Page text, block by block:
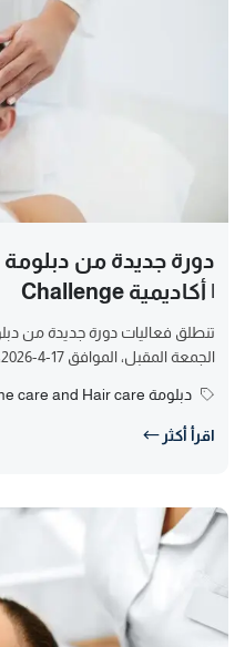
دورة جديدة من دبلومة
| أكاديمية Challenge
تنطلق فعاليات دورة جديدة من
الجمعة المقبل، الموافق 17-4-2026، في تمام الساعة 2 ظهرًا، بالمقر...
دبلومة Skine care and Hair care
اقرأ أكثر